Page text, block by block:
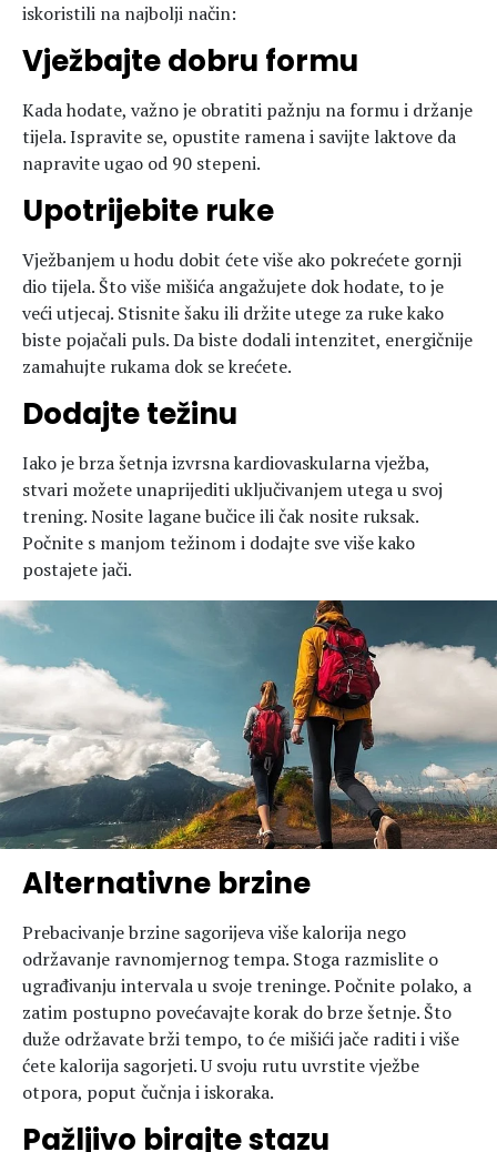
iskoristili na najbolji način:
Vježbajte dobru formu
Kada hodate, važno je obratiti pažnju na formu i držanje
tijela. Ispravite se, opustite ramena i savijte laktove da
napravite ugao od 90 stepeni.
Upotrijebite ruke
Vježbanjem u hodu dobit ćete više ako pokrećete gornji
dio tijela. Što više mišića angažujete dok hodate, to je
veći utjecaj. Stisnite šaku ili držite utege za ruke kako
biste pojačali puls. Da biste dodali intenzitet, energičnije
zamahujte rukama dok se krećete.
Dodajte težinu
Iako je brza šetnja izvrsna kardiovaskularna vježba,
stvari možete unaprijediti uključivanjem utega u svoj
trening. Nosite lagane bučice ili čak nosite ruksak.
Počnite s manjom težinom i dodajte sve više kako
postajete jači.
Alternativne brzine
Prebacivanje brzine sagorijeva više kalorija nego
održavanje ravnomjernog tempa. Stoga razmislite o
ugrađivanju intervala u svoje treninge. Počnite polako, a
zatim postupno povećavajte korak do brze šetnje. Što
duže održavate brži tempo, to će mišići jače raditi i više
ćete kalorija sagorjeti. U svoju rutu uvrstite vježbe
otpora, poput čučnja i iskoraka.
Pažljivo birajte stazu